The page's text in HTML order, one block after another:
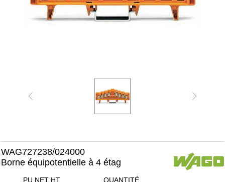
WAG727238/024000
Borne équipotentielle à 4 étag
PU NET HT QUANTITÉ